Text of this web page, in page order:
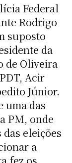
Federal
Rodrigo
suposto
da
de Oliveira
Acir
Júnior.
uma das
PM, onde
eleições
a
fez os